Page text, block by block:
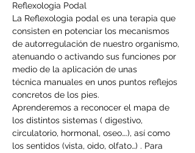
Reflexologia Podal
La Reflexologia podal es una terapia que
consisten en potenciar los mecanismos
de autorregulación de nuestro organismo,
atenuando o activando sus funciones por
medio de la aplicación de unas
técnica manuales en unos puntos reflejos
concretos de los pies.
Aprenderemos a reconocer el mapa de
los distintos sistemas ( digestivo,
circulatorio, hormonal, oseo….), así como
los sentidos (vista, oido, olfato…) . Para